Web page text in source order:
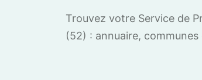
Trouvez votre Service de
(52) : annuaire,